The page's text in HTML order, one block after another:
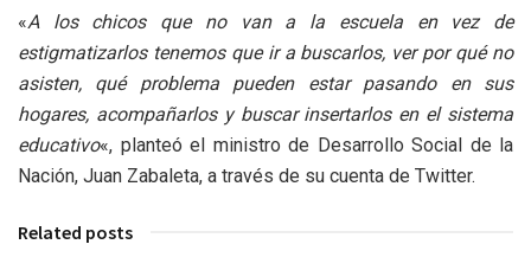
«A los chicos que no van a la escuela en vez de
estigmatizarlos tenemos que ir a buscarlos, ver por qué no
asisten, qué problema pueden estar pasando en sus
hogares, acompañarlos y buscar insertarlos en el sistema
educativo«, planteó el ministro de Desarrollo Social de la
Nación, Juan Zabaleta, a través de su cuenta de Twitter.
Related posts